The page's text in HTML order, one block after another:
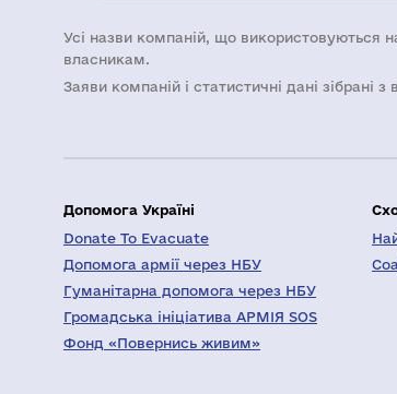
Усі назви компаній, що використовуються
власникам.
Заяви компаній i статистичні дані зібрані
Допомога Україні
Donate To Evacuate
Допомога армії через НБУ
Гуманітарна допомога через НБУ
Громадська ініціатива АРМІЯ SOS
Фонд «Повернись живим»